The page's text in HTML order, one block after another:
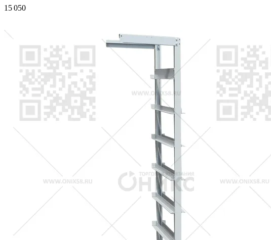
15 050